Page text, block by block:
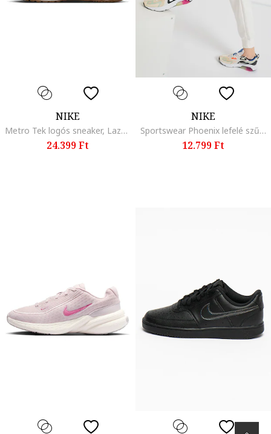
NIKE
Metro Tek logós sneaker, Lazacszín
24.399 Ft
NIKE
Sportswear Phoenix lefelé szűkülő szabadidőnadrág, Törtfehér
12.799 Ft